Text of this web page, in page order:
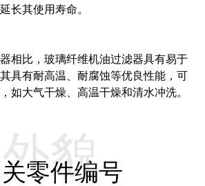
长其使用寿命。
相比，玻璃纤维机油过滤器具有易于
具有耐高温、耐腐蚀等优良性能，可
如大气干燥、高温干燥和清水冲洗。
零件编号
外貌